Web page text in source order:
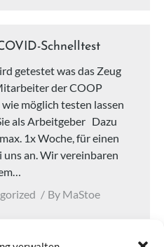
Schnelltest
getestet was das Zeug
der COOP
möglich testen lassen
als Arbeitgeber Dazu
1x Woche, für einen
uns an. Wir vereinbaren
By MaStoe